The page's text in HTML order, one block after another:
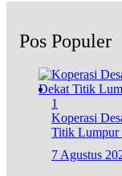
Pos Populer
1
Koperasi
Titik Lumpur
7 Agustus